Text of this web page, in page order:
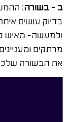
ב – בשורה:
בדיוק עושים
ולמעשה- מאיש
מרתקים
את הבשורה